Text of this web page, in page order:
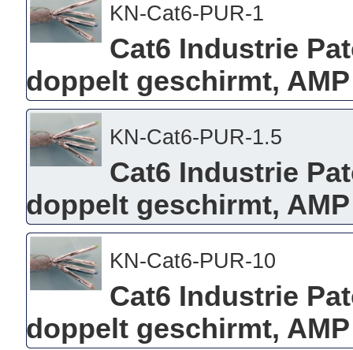
KN-Cat6-PUR-1
Cat6 Industrie
doppelt geschirmt,
KN-Cat6-PUR-1.5
Cat6 Industrie
doppelt geschirmt,
KN-Cat6-PUR-10
Cat6 Industrie
doppelt geschirmt,